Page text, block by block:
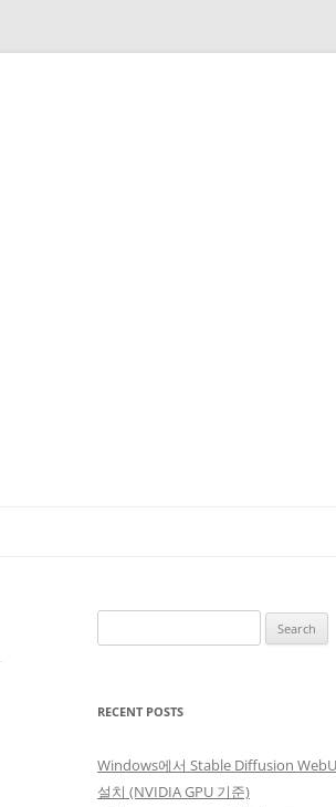
for:
RECENT POSTS
Windows에서 Stable Diffusion
설치 (NVIDIA GPU 기준)